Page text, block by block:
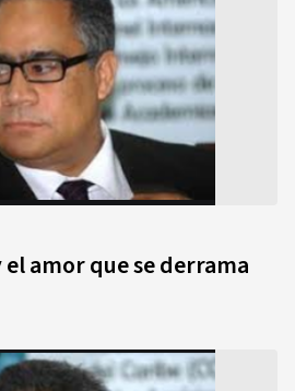
amor que se derrama